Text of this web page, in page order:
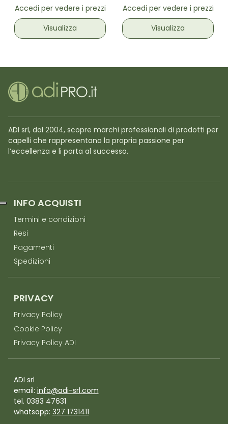
esfoliante per la
cute Rosa
Accedi per vedere i prezzi
Visualizza
Spazzola
esfoliante per la
cute Lilla
Accedi per vedere i prezzi
Visualizza
ADI srl, dal 2004, scopre marchi professionali di prodotti per
capelli che rappresentano la propria passione per
l’eccellenza e li porta al successo.
INFO ACQUISTI
Termini e condizioni
Resi
Pagamenti
Spedizioni
PRIVACY
Privacy Policy
Cookie Policy
Privacy Policy ADI
ADI srl
email: info@adi-srl.com
tel. 0383 47631
whatsapp: 327 1731411